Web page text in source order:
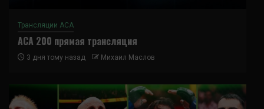
Трансляции ACA
ACA 200 прямая трансляция
3 дня тому назад Михаил Маслов